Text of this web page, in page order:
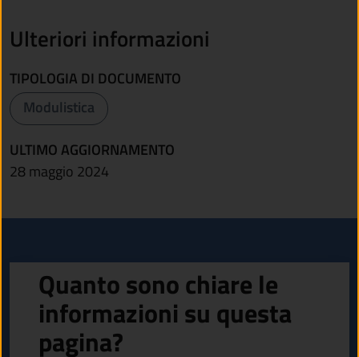
Ulteriori informazioni
TIPOLOGIA DI DOCUMENTO
Modulistica
ULTIMO AGGIORNAMENTO
28 maggio 2024
Quanto sono chiare le
informazioni su questa
pagina?